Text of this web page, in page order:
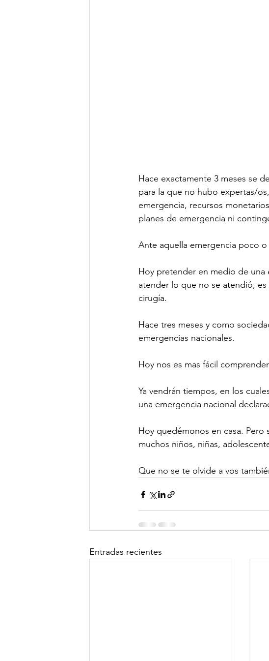
Hace exactamente 3 meses se
para la que no hubo expertas/
emergencia, recursos
planes de emergencia ni
Ante aquella emergencia poco o
Hoy pretender en medio de una
atender lo que no se atendió,
cirugía.
Hace tres meses y como
emergencias nacionales.
Hoy nos es mas fácil
Ya vendrán tiempos, en los
una emergencia nacional
Hoy quedémonos en casa.
muchos niños, niñas,
Que no se te olvide a vos
Entradas recientes